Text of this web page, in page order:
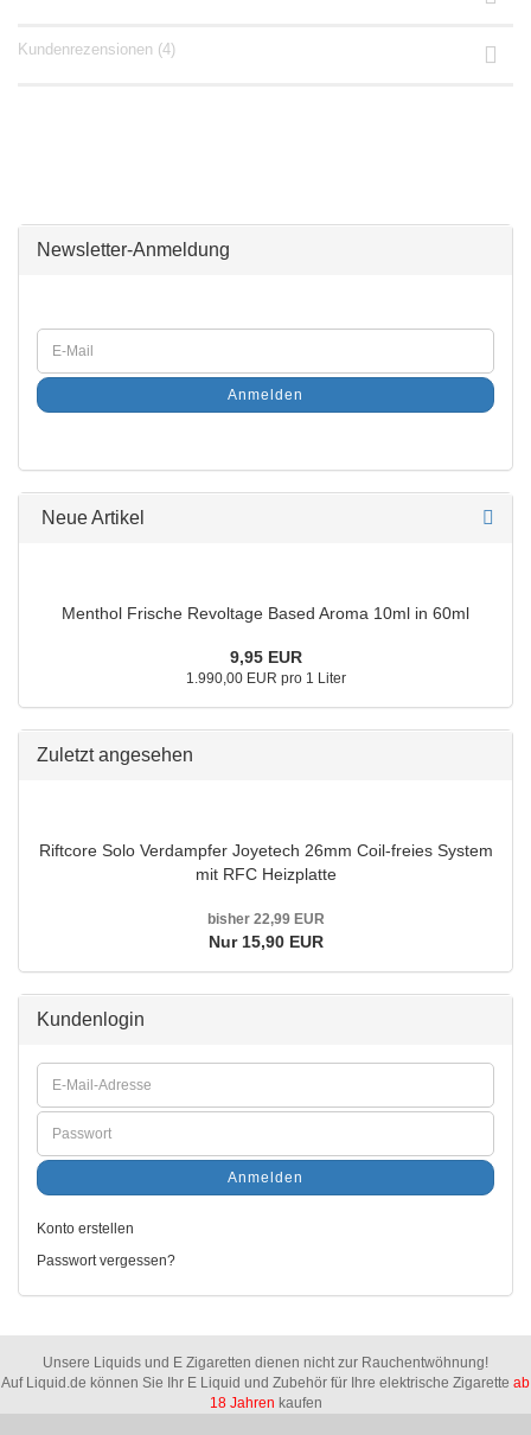
Kundenrezensionen (4)
Newsletter-Anmeldung
Anmelden
Neue Artikel
Menthol Frische Revoltage Based Aroma 10ml in 60ml
9,95 EUR
1.990,00 EUR pro 1 Liter
Zuletzt angesehen
Riftcore Solo Verdampfer Joyetech 26mm Coil-freies System
mit RFC Heizplatte
bisher 22,99 EUR
Nur 15,90 EUR
Kundenlogin
Anmelden
Konto erstellen
Passwort vergessen?
Unsere Liquids und E Zigaretten dienen nicht zur Rauchentwöhnung!
Auf Liquid.de können Sie Ihr E Liquid und Zubehör für Ihre elektrische Zigarette ab
18 Jahren kaufen